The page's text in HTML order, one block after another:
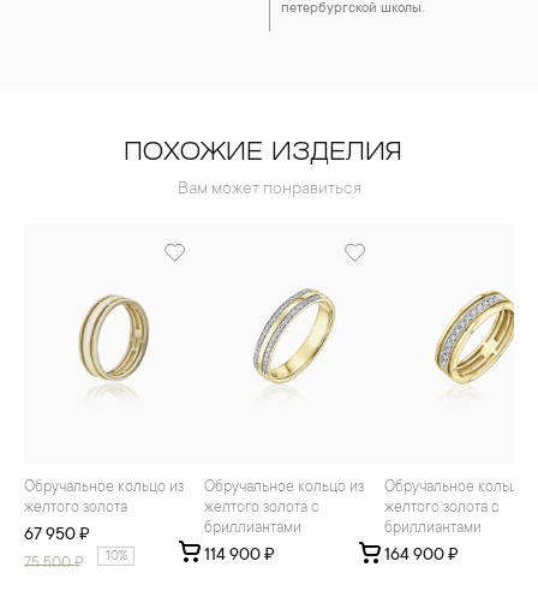
петербургской школы.
ПОХОЖИЕ ИЗДЕЛИЯ
Вам может понравиться
Обручальное кольцо из
желтого золота
67 950 ₽
75 500₽ 10%
Обручальное кольцо из
желтого золота с
бриллиантами
114 900 ₽
Обручальное кольцо из
желтого золота с
бриллиантами
164 900 ₽